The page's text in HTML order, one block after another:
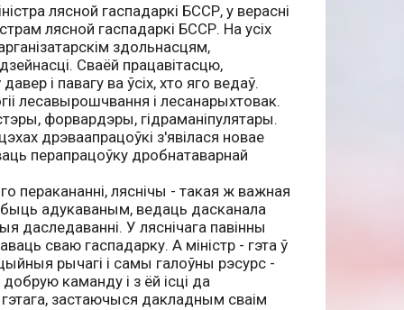
лясной гаспадаркі БССР, у верасні
лясной гаспадаркі БССР. На усіх
здольнасцям,
Сваёй працавітасцю,
і павагу ва ўсіх, хто яго ведаў.
лесавырошчвання і лесанарыхтовак.
форвардэры, гідраманіпулятары.
дрэваапрацоўкі з'явілася новае
перапрацоўку дробнатаварнай
перакананні, ляснічы - такая ж важная
быць адукаваным, ведаць дасканала
даследаванні. У ляснічага павінны
сваю гаспадарку. А міністр - гэта ў
рычагі і самы галоўны рэсурс -
каманду і з ёй ісці да
застаючыся дакладным сваім